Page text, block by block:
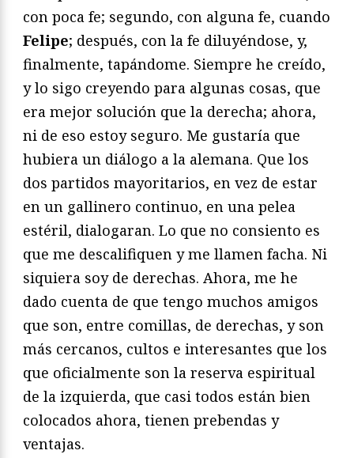
con poca fe; segundo, con alguna fe, cuando
Felipe; después, con la fe diluyéndose, y,
finalmente, tapándome. Siempre he creído,
y lo sigo creyendo para algunas cosas, que
era mejor solución que la derecha; ahora,
ni de eso estoy seguro. Me gustaría que
hubiera un diálogo a la alemana. Que los
dos partidos mayoritarios, en vez de estar
en un gallinero continuo, en una pelea
estéril, dialogaran. Lo que no consiento es
que me descalifiquen y me llamen facha. Ni
siquiera soy de derechas. Ahora, me he
dado cuenta de que tengo muchos amigos
que son, entre comillas, de derechas, y son
más cercanos, cultos e interesantes que los
que oficialmente son la reserva espiritual
de la izquierda, que casi todos están bien
colocados ahora, tienen prebendas y
ventajas.